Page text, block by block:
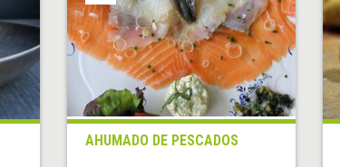
AHUMADO DE PESCADOS